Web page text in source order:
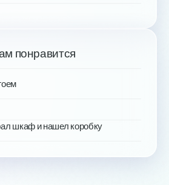
понравится
шкаф и нашел коробку